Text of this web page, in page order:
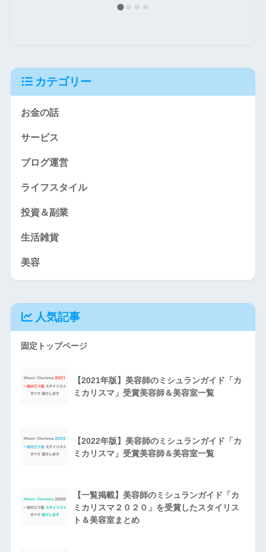
カテゴリー
お金の話
サービス
ブログ運営
ライフスタイル
投資＆副業
生活雑貨
美容
人気記事
固定トップページ
【2021年版】美容師のミシュランガイド「カ
ミカリスマ」受賞美容師＆美容室一覧
【2022年版】美容師のミシュランガイド「カ
ミカリスマ」受賞美容師＆美容室一覧
【一覧掲載】美容師のミシュランガイド「カ
ミカリスマ２０２０」を受賞したスタイリス
ト＆美容室まとめ